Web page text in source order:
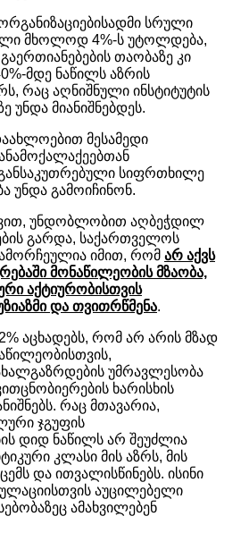
სრული
მხოლოდ 4%-ს უტოლდება,
თაობაზე კი
მდე ნაწილს აზრის
რაც აღნიშნული ინსტიტუტის
უნდა მიანიშნებდეს.
მესამედი
სიფრთხილე
უნდა გამოიჩინონ.
უნდობლობით აღბეჭდილ
გარდა, საქართველოს
იმით, რომ არ აქვს
მონაწილეობის მზაობა,
აქტიურობისთვის
და თვითრწმენა.
აცხადებს, რომ არ არის მზად
უმრავლესობა
ხარისხის
რაც მთავარია,
ჯგუფის
დიდ ნაწილს არ შეუძლია
კლასი მის აზრს, მის
და ითვალისწინებს. ისინი
აუცილებელი
ამახვილებენ